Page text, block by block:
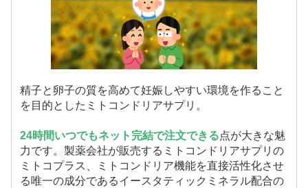
精子と卵子の質を高めて妊娠しやすい環境を作ること
を目的としたミトコンドリアサプリ。
24時間いつでもネット完結で注文できる点が大きな魅
力です。製薬会社が販売するミトコンドリアサプリの
ミトコプラス、ミトコンドリア機能を直接活性化させ
る唯一の成分であるイースタティックミネラル配合の